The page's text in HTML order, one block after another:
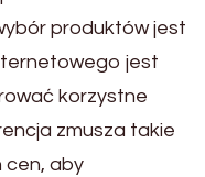
produktów jest
jest
korzystne
zmusza takie
cen, aby